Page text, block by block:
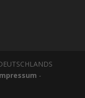
-